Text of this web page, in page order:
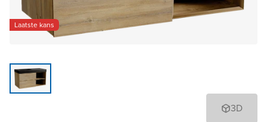
Laatste kans
3D